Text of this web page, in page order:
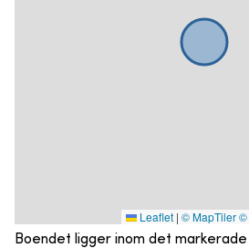
Leaflet | © MapTiler©
Boendet ligger inom det